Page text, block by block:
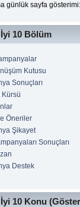
günlük sayfa gösterimi:
10 Bölüm
Kutusu
Sonuçları
Kürsü
Öneriler
Şikayet
Sonuçları
Destek
10 Konu